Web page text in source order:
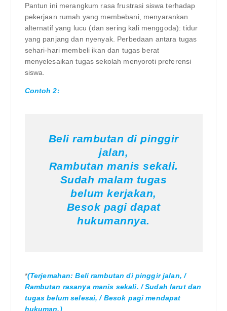
Pantun ini merangkum rasa frustrasi siswa terhadap
pekerjaan rumah yang membebani, menyarankan
alternatif yang lucu (dan sering kali menggoda): tidur
yang panjang dan nyenyak. Perbedaan antara tugas
sehari-hari membeli ikan dan tugas berat
menyelesaikan tugas sekolah menyoroti preferensi
siswa.
Contoh 2:
Beli rambutan di pinggir
jalan,
Rambutan manis sekali.
Sudah malam tugas
belum kerjakan,
Besok pagi dapat
hukumannya.
*(Terjemahan: Beli rambutan di pinggir jalan, /
Rambutan rasanya manis sekali. / Sudah larut dan
tugas belum selesai, / Besok pagi mendapat
hukuman.)